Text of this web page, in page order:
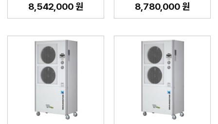
8,542,000 원 8,780,000 원